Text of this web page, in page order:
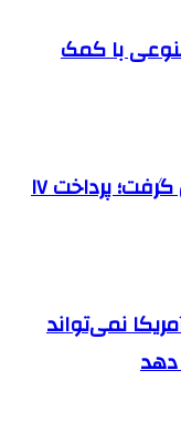
با کمک
زیست‌بوم فناوری در ۱۴۰۳ جان گرفت؛ پرداخت ۱۷
نمی‌تواند
دهد